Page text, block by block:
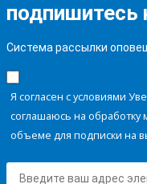
подпишитесь
Система рассылки
Я согласен с условиями
соглашаюсь на
объеме для подписки на